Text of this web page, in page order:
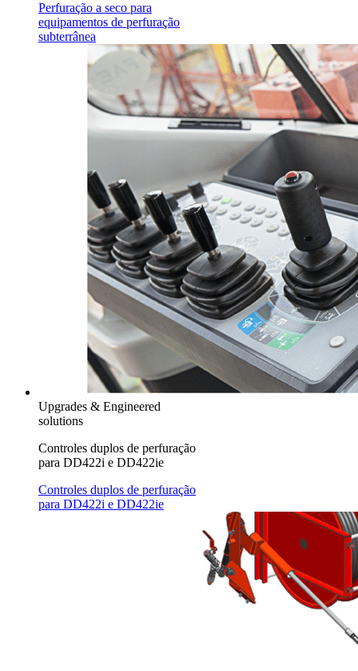
Perfuração a seco para
equipamentos de perfuração
subterrânea
Upgrades & Engineered
solutions
Controles duplos de perfuração
para DD422i e DD422ie
Controles duplos de perfuração
para DD422i e DD422ie